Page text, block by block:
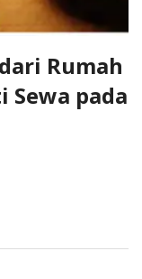
Rumah
pada